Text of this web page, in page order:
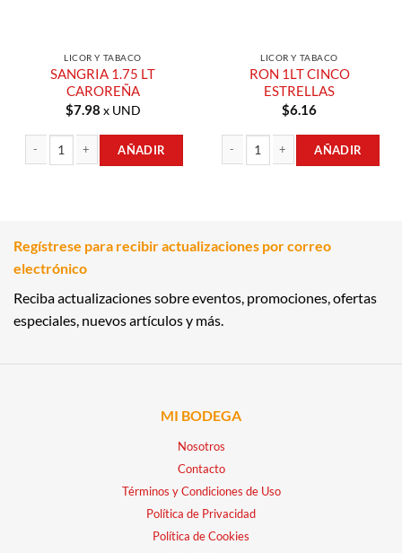
LICOR Y TABACO
SANGRIA 1.75 LT
CAROREÑA
$7.98 x UND
AÑADIR
LICOR Y TABACO
RON 1LT CINCO
ESTRELLAS
$6.16
AÑADIR
Regístrese para recibir actualizaciones por correo
electrónico
Reciba actualizaciones sobre eventos, promociones, ofertas
especiales, nuevos artículos y más.
MI BODEGA
Nosotros
Contacto
Términos y Condiciones de Uso
Política de Privacidad
Política de Cookies